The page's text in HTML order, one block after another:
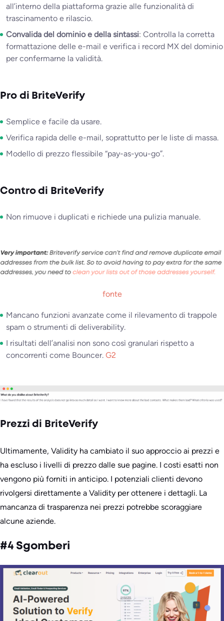
all’interno della piattaforma grazie alle funzionalità di
trascinamento e rilascio.
Convalida del dominio e della sintassi: Controlla la corretta
formattazione delle e-mail e verifica i record MX del dominio
per confermarne la validità.
Pro di BriteVerify
Semplice e facile da usare.
Verifica rapida delle e-mail, soprattutto per le liste di massa.
Modello di prezzo flessibile “pay-as-you-go”.
Contro di BriteVerify
Non rimuove i duplicati e richiede una pulizia manuale.
fonte
Mancano funzioni avanzate come il rilevamento di trappole
spam o strumenti di deliverability.
I risultati dell’analisi non sono così granulari rispetto a
concorrenti come Bouncer. G2
Prezzi di BriteVerify
Ultimamente, Validity ha cambiato il suo approccio ai prezzi e
ha escluso i livelli di prezzo dalle sue pagine. I costi esatti non
vengono più forniti in anticipo. I potenziali clienti devono
rivolgersi direttamente a Validity per ottenere i dettagli. La
mancanza di trasparenza nei prezzi potrebbe scoraggiare
alcune aziende.
#4 Sgomberi